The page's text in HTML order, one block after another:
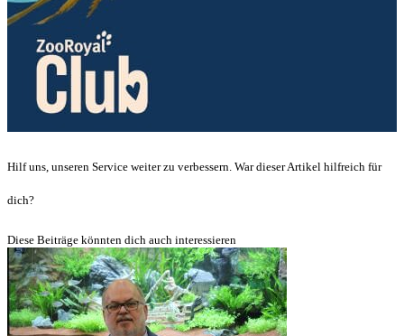
Hilf uns, unseren Service weiter zu verbessern. War dieser Artikel hilfreich für
dich?
Diese Beiträge könnten dich auch interessieren